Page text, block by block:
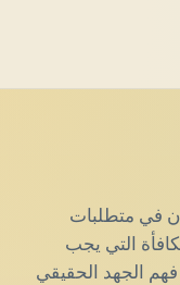
في متطلبات
التي يجب
الجهد الحقيقي